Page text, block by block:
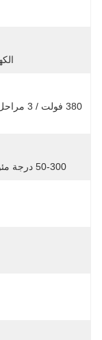
50-300 درجة مئوية (122 درجة فهرنهايت -572 درجة فهرنهايت)